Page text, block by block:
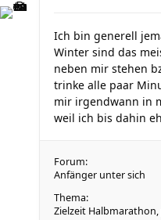
Ich bin generell
Winter sind das
neben mir stehen
trinke alle paar
mir irgendwann in
weil ich bis dahin
Forum:
Anfänger unter sich
Thema:
Zielzeit